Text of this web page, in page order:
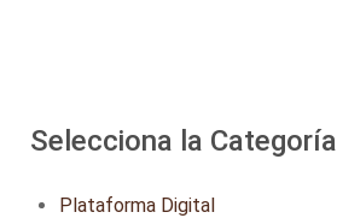
Selecciona la Categoría
Plataforma Digital